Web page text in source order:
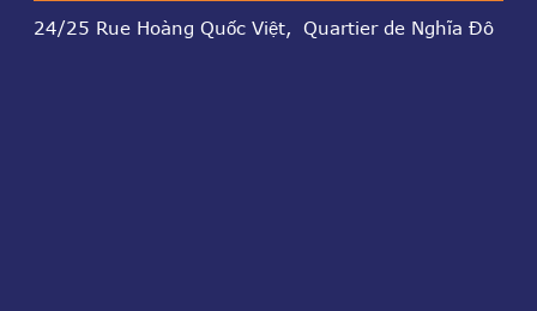
24/25 Rue Hoàng Quốc Việt, Quartier de Nghĩa Đô